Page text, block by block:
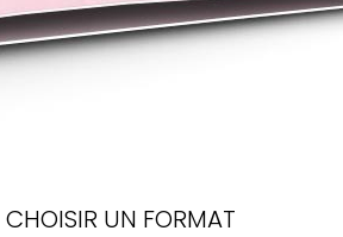
CHOISIR UN FORMAT